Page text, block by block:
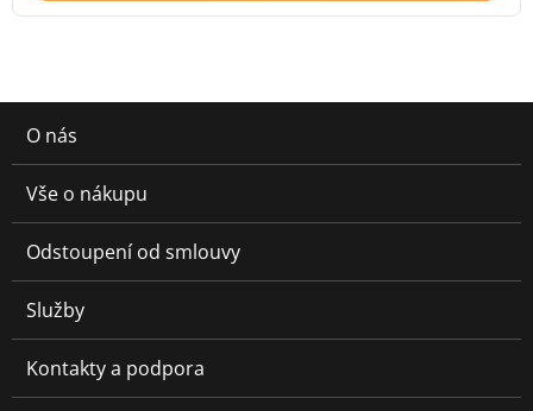
O nás
Vše o nákupu
Odstoupení od smlouvy
Služby
Kontakty a podpora